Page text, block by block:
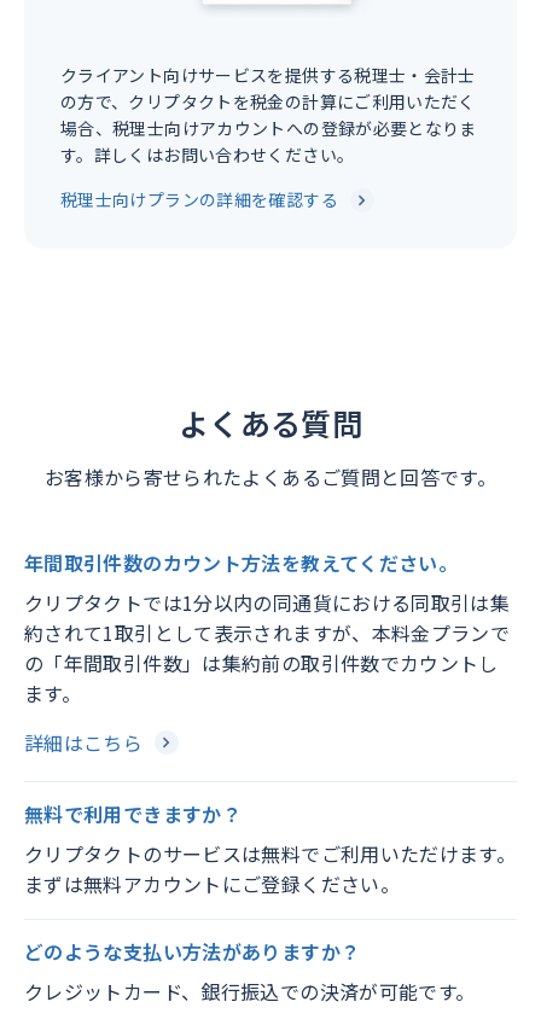
クライアント向けサービスを提供する税理士・会計士
の方で、クリプタクトを税金の計算にご利用いただく
場合、税理士向けアカウントへの登録が必要となりま
す。詳しくはお問い合わせください。
税理士向けプランの詳細を確認する
よくある質問
お客様から寄せられたよくあるご質問と回答です。
年間取引件数のカウント方法を教えてください。
クリプタクトでは1分以内の同通貨における同取引は集
約されて1取引として表示されますが、本料金プランで
の「年間取引件数」は集約前の取引件数でカウントし
ます。
詳細はこちら
無料で利用できますか？
クリプタクトのサービスは無料でご利用いただけます。
まずは無料アカウントにご登録ください。
どのような支払い方法がありますか？
クレジットカード、銀行振込での決済が可能です。